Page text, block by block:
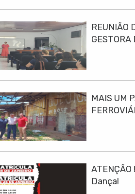
REUNIÃO
GESTORA
MAIS UM
Dança!